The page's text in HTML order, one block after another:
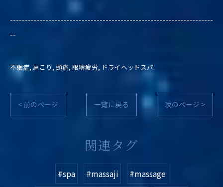
--------------------------------------------------------------------
--
不眠症 肩こり 頭痛 眼精疲労 ドライヘッドスパ
< 前のページ 一覧に戻る 次のページ >
関連タグ
#spa #massaji
#massage